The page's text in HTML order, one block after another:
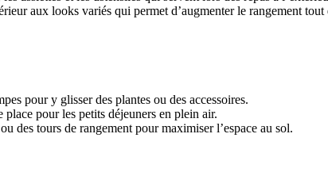
aux looks variés qui permet d’augmenter le rangement
pour y glisser des plantes ou des accessoires.
place pour les petits déjeuners en plein air.
des tours de rangement pour maximiser l’espace au sol.